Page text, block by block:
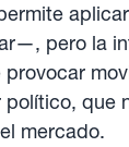
pero la
que
mercado.